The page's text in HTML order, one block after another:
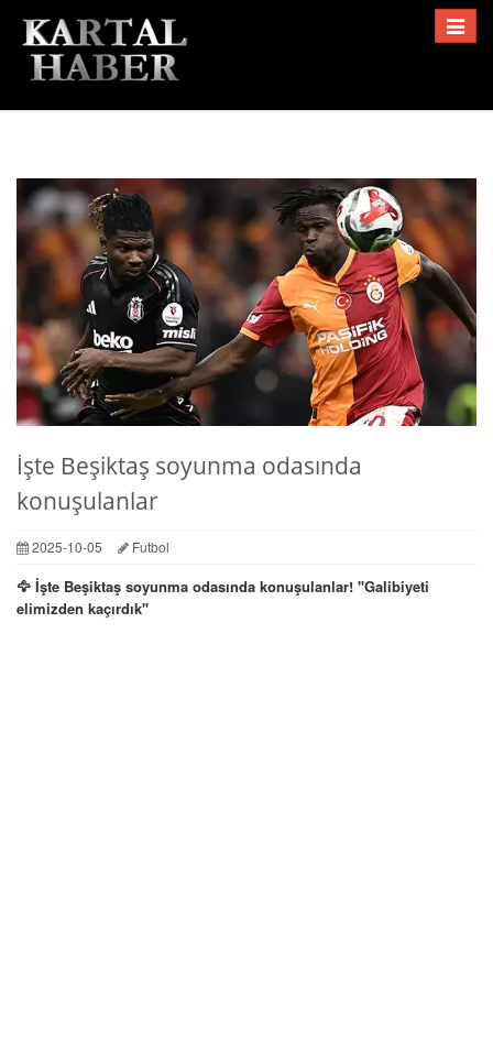
Toggle
İşte Beşiktaş soyunma odasında
konuşulanlar
2025-10-05 Futbol
🦅 İşte Beşiktaş soyunma odasında konuşulanlar! ''Galibiyeti
elimizden kaçırdık''